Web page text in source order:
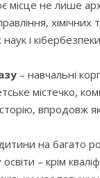
місце не лише
і
– навчальні
містечко,
впродовж
на багато
– крім